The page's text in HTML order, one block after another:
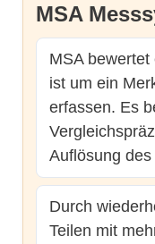
MSA
MSA
ist um ein
erfassen. Es
Auflösung
Durch
Teilen mit